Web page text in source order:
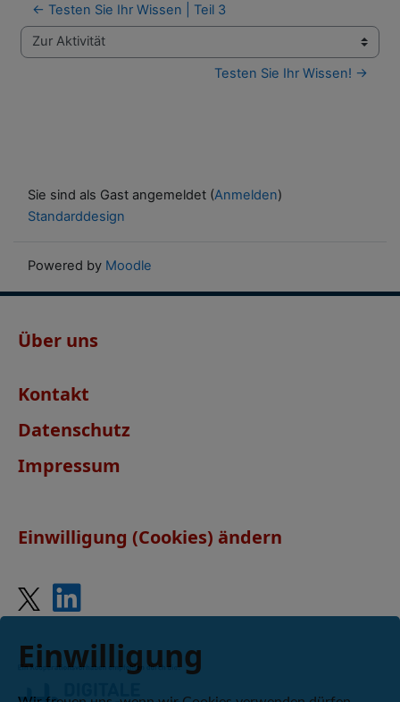
← Testen Sie Ihr Wissen | Teil 3
Zur Aktivität
Testen Sie Ihr Wissen! →
Sie sind als Gast angemeldet (Anmelden)
Standarddesign
Powered by Moodle
Über uns
Kontakt
Datenschutz
Impressum
Einwilligung (Cookies) ändern
Einwilligung